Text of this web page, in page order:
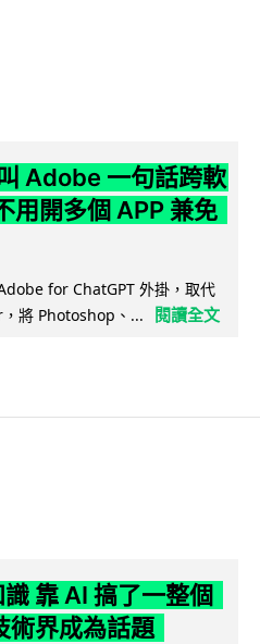
Adobe 一句話跨軟
用開多個 APP 兼免
for ChatGPT 外掛，取代
將 Photoshop、...
閱讀全文
靠 AI 搞了一整個
術界成為話題